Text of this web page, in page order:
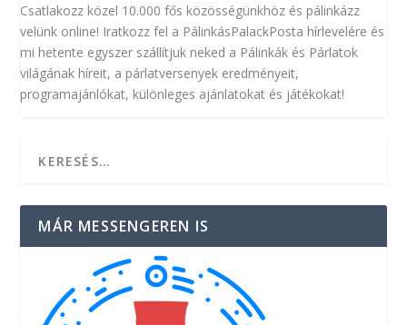
Csatlakozz közel 10.000 fős közösségünkhöz és pálinkázz
velünk online! Iratkozz fel a PálinkásPalackPosta hírlevelére és
mi hetente egyszer szállítjuk neked a Pálinkák és Párlatok
világának híreit, a párlatversenyek eredményeit,
programajánlókat, különleges ajánlatokat és játékokat!
MÁR MESSENGEREN IS